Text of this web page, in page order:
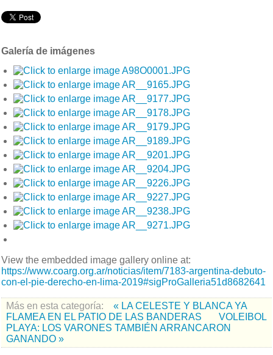
Galería de imágenes
View the embedded image gallery online at:
https://www.coarg.org.ar/noticias/item/7183-argentina-debuto-
con-el-pie-derecho-en-lima-2019#sigProGalleria51d8682641
Más en esta categoría:
« LA CELESTE Y BLANCA YA
FLAMEA EN EL PATIO DE LAS BANDERAS
VOLEIBOL
PLAYA: LOS VARONES TAMBIÉN ARRANCARON
GANANDO »